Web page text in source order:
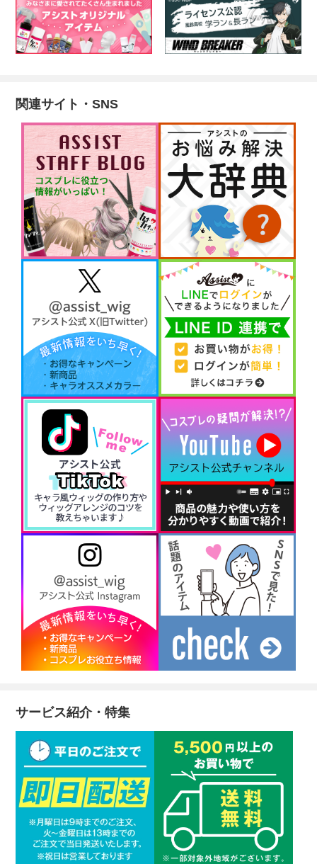
関連サイト・SNS
サービス紹介・特集